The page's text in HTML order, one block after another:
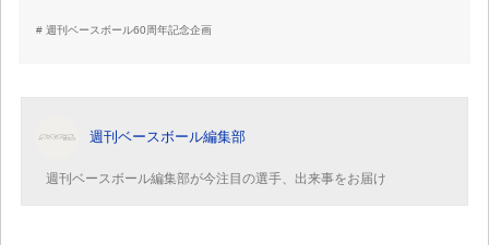
週刊ベースボール60周年記念企画
週刊ベースボール編集部
週刊ベースボール編集部が今注目の選手、出来事をお届け